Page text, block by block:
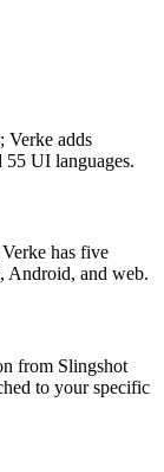
Verke adds
55 UI languages.
has five
Android, and web.
from Slingshot
to your specific